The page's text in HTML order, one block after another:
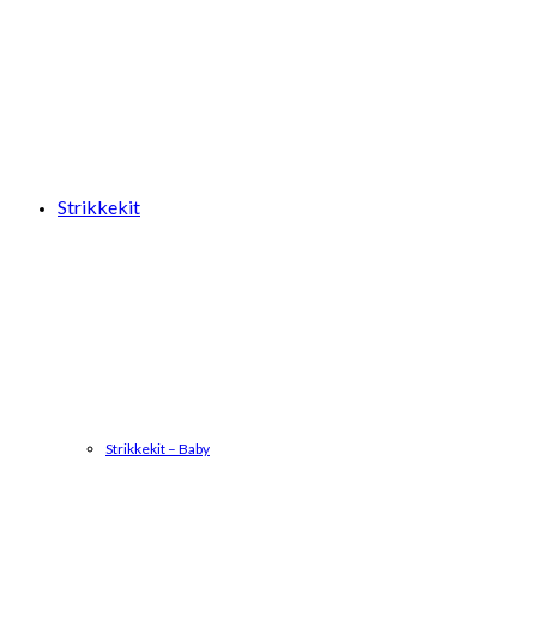
Strikkekit
Strikkekit – Baby